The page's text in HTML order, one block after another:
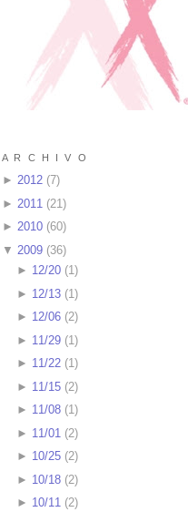
A R C H I V O
► 2012 (7)
► 2011 (21 )
► 2010 (60)
▼ 2009 (36)
► 12/20(1)
► 12/13(1)
► 12/06(2)
► 11/29(1)
► 11/22(1)
► 11/15(2)
► 11/08(1)
► 11/01 (2)
► 10/25(2)
► 10/18(2)
► 10/11(2)